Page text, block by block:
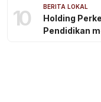
10 BERITA LOKAL
Holding
Pendidikan